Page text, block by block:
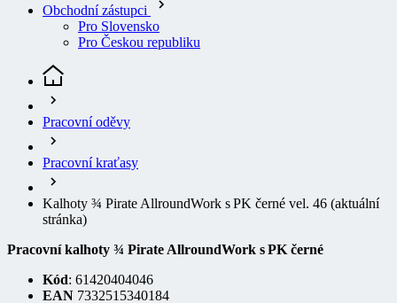
Pro Českou republiku
Pracovní kraťasy
Kalhoty ¾ Pirate AllroundWork s PK černé vel. 46
stránka)
Pracovní kalhoty ¾ Pirate AllroundWork s PK černé
Kód: 61420404046